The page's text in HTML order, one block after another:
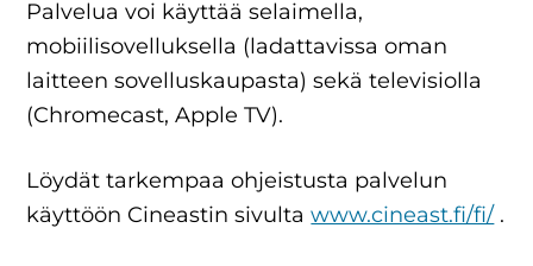
Palvelua voi käyttää selaimella,
mobiilisovelluksella (ladattavissa oman
laitteen sovelluskaupasta) sekä televisiolla
(Chromecast, Apple TV).
Löydät tarkempaa ohjeistusta palvelun
käyttöön Cineastin sivultawww.cineast.fi/fi/ .